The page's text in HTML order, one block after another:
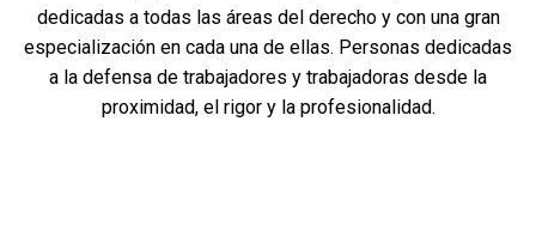
dedicadas a todas las áreas del derecho y con una gran
especialización en cada una de ellas. Personas dedicadas
a la defensa de trabajadores y trabajadoras desde la
proximidad, el rigor y la profesionalidad.